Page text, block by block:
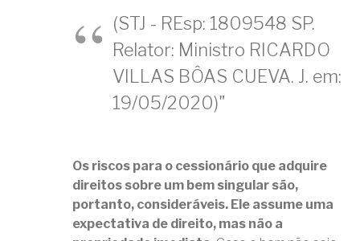
(STJ - REsp: 1809548 SP.
Relator: Ministro RICARDO
VILLAS BÔAS CUEVA. J. em:
19/05/2020)"
Os riscos para o cessionário que adquire
direitos sobre um bem singular são,
portanto, consideráveis. Ele assume uma
expectativa de direito, mas não a